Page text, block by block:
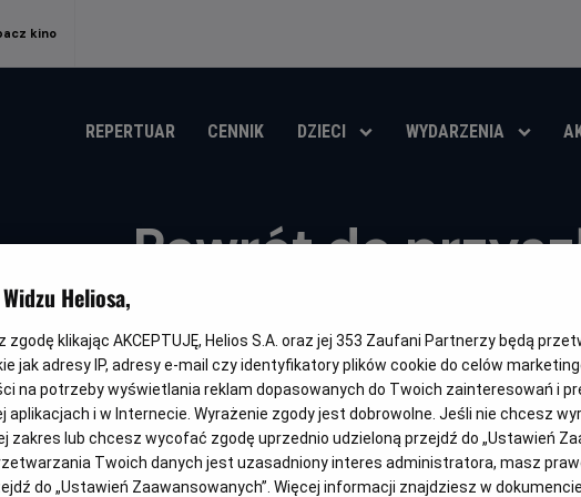
kino
REPERTUAR CENNIK DZIECI WYDARZENIA
Powrót do
Oryginalny
tytuł
Back to the Future Part II Gatunek
Przygodowy / Akcja
wiek
Od 13
OBSERWUJ
Heliosa,
klikając AKCEPTUJĘ, Helios S.A. oraz jej 353 Zaufani Partnerzy będą
jak adresy IP, adresy e-mail czy identyfikatory plików cookie do celów
na potrzeby wyświetlania reklam dopasowanych do Twoich zainteresowań i
aplikacjach i w Internecie. Wyrażenie zgody jest dobrowolne. Jeśli nie chcesz
zakres lub chcesz wycofać zgodę uprzednio udzieloną przejdź do „Ustawień
Twoich danych jest uzasadniony interes administratora, masz
do „Ustawień Zaawansowanych”. Więcej informacji znajdziesz w dokumencie